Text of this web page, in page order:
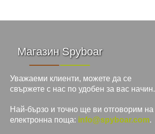
Магазин Spyboar
Уважаеми клиенти, можете да се
свържете с нас по удобен за вас начин.
Най-бързо и точно ще ви отговорим на
електронна поща: info@spyboar.com.